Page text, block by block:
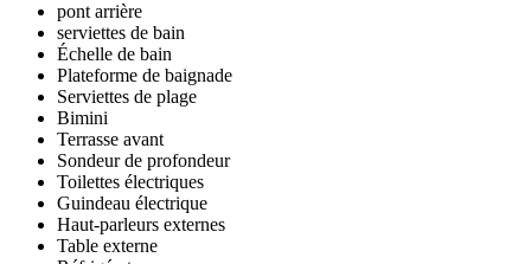
pont arrière
serviettes de bain
Échelle de bain
Plateforme de baignade
Serviettes de plage
Bimini
Terrasse avant
Sondeur de profondeur
Toilettes électriques
Guindeau électrique
Haut-parleurs externes
Table externe